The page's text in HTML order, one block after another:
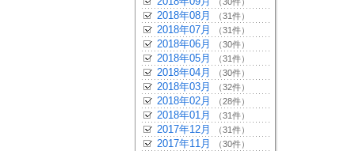
2018年08月 （31件）
2018年07月 （31件）
2018年06月 （30件）
2018年05月 （31件）
2018年04月 （30件）
2018年03月 （32件）
2018年02月 （28件）
2018年01月 （31件）
2017年12月 （31件）
2017年11月 （30件）